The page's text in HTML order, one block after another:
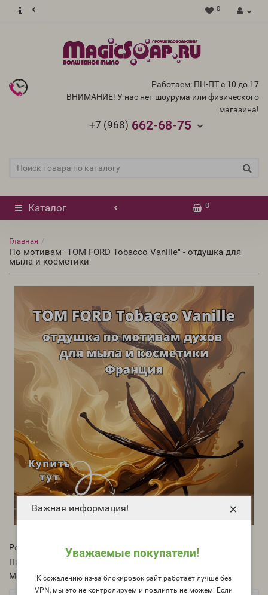
Важная информация!
Уважаемые покупатели!
К сожалению из-за блокировок сайт работает лучше без
VPN, мы это не контролируем и повлиять не можем. Если
×
0
Работаем: ПН-ПТ с 10 до 17
ВНИМАНИЕ! У нас нет шоурума или физического
магазина!
+7 (968) 662-68-75
Каталог 0
Главная
По мотивам "TOM FORD Tobacco Vanille" - отдушка для
мыла и косметики
Рейтинг:
Производитель:
Франция, Jean Claude
Модель:
O-814-FR